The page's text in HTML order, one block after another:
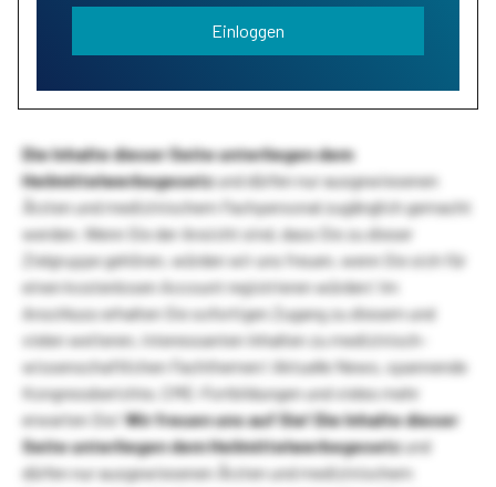
Einloggen
Die Inhalte dieser Seite unterliegen dem
Heilmittelwerbegesetzund dürfen nur ausgewiesenen
Ärzten und medizinischem Fachpersonal zugänglich gemacht
werden. Wenn Sie der Ansicht sind, dass Sie zu dieser
Zielgruppe gehören, würden wir uns freuen, wenn Sie sich für
einen kostenlosen Account registrieren würden! Im
Anschluss erhalten Sie sofortigen Zugang zu diesem und
vielen weiteren, interessanten Inhalten zu medizinisch-
wissenschaftlichen Fachthemen! Aktuelle News, spannende
Kongressberichte, CME-Fortbildungen und vieles mehr
erwarten Sie!Wir freuen uns auf Sie!Die Inhalte dieser
Seite unterliegen dem Heilmittelwerbegesetzund
dürfen nur ausgewiesenen Ärzten und medizinischem